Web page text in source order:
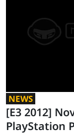
NEWS
[E3 2012]
PlayStation